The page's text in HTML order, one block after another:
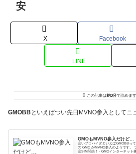
安
X Facebook
LINE
この記事は約3分で読めます
GMOBB といえばつい先日MVNO参入としてニ
GMOもMVNO参入だけど…
安いプロバイダといえばGMOBBっ
の GMO がMVNO参入のようです。
安SIM開始！ - GMOインターネット